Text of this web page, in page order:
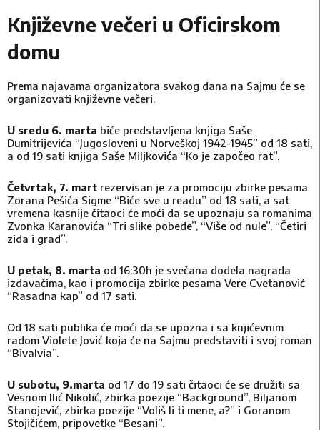
Književne večeri u Oficirskom
domu
Prema najavama organizatora svakog dana na Sajmu će se
organizovati književne večeri.
U sredu 6. marta biće predstavljena knjiga Saše
Dumitrijevića “Jugosloveni u Norveškoj 1942-1945” od 18 sati,
a od 19 sati knjiga Saše Miljkovića “Ko je započeo rat”.
Četvrtak, 7. mart rezervisan je za promociju zbirke pesama
Zorana Pešića Sigme “Biće sve u readu” od 18 sati, a sat
vremena kasnije čitaoci će moći da se upoznaju sa romanima
Zvonka Karanovića “Tri slike pobede”, “Više od nule”, “Četiri
zida i grad”.
U petak, 8. marta od 16:30h je svečana dodela nagrada
izdavačima, kao i promocija zbirke pesama Vere Cvetanović
“Rasadna kap” od 17 sati.
Od 18 sati publika će moći da se upozna i sa knjićevnim
radom Violete Jović koja će na Sajmu predstaviti i svoj roman
“Bivalvia”.
U subotu, 9.marta od 17 do 19 sati čitaoci će se družiti sa
Vesnom Ilić Nikolić, zbirka poezije “Background”, Biljanom
Stanojević, zbirka poezije “Voliš li ti mene, a?” i Goranom
Stojičićem, pripovetke “Besani”.